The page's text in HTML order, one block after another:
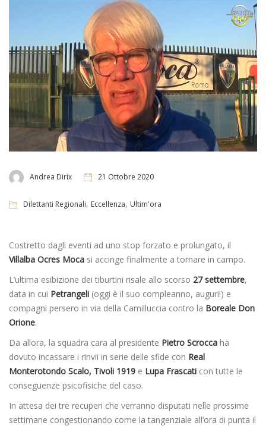
Andrea Dirix 21 Ottobre 2020
Dilettanti Regionali, Eccellenza, Ultim'ora
Costretto dagli eventi ad uno stop forzato e prolungato, il
Villalba Ocres Moca si accinge finalmente a tornare in campo.
L’ultima esibizione dei tiburtini risale allo scorso 27 settembre,
data in cui Petrangeli (oggi è il suo compleanno, auguri!) e
compagni persero in via della Camilluccia contro la Boreale Don
Orione.
Da allora, la squadra cara al presidente Pietro Scrocca ha
dovuto incassare i rinvii in serie delle sfide con Real
Monterotondo Scalo, Tivoli 1919 e Lupa Frascati con tutte le
conseguenze psicofisiche del caso.
In attesa dei tre recuperi che verranno disputati nelle prossime
settimane congestionando come la tangenziale all’ora di punta il